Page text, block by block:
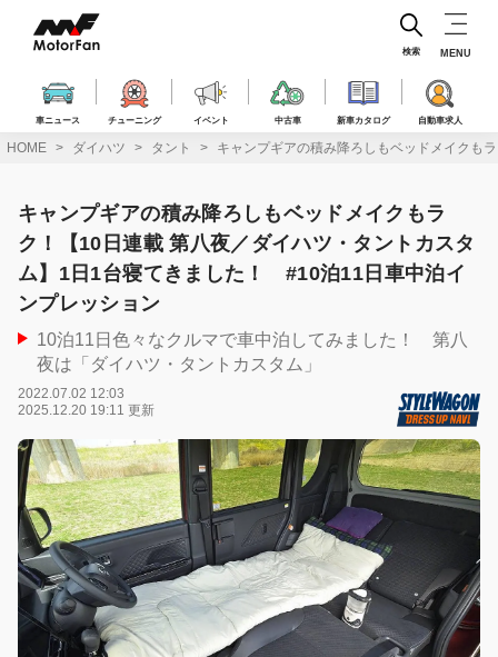
ス
車ニュース チューニング イベント 中古車 新車カタログ 自動車求人
検索 MENU
HOME ダイハツ タント キャンプギアの積み降ろしもベッドメイクも
キャンプギアの積み降ろしもベッドメイクもラ
ク！【10日連載 第八夜／ダイハツ・タントカスタ
ム】1日1台寝てきました！ #10泊11日車中泊イ
ンプレッション
10泊11日色々なクルマで車中泊してみました！ 第八
夜は「ダイハツ・タントカスタム」
2022.07.02 12:03
2025.12.20 19:11 更新